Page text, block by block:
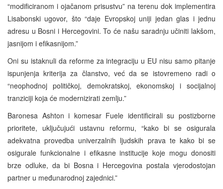
“modificiranom i ojačanom prisustvu” na terenu dok implementira
Lisabonski ugovor, što “daje Evropskoj uniji jedan glas i jednu
adresu u Bosni i Hercegovini. To će našu saradnju učiniti lakšom,
jasnijom i efikasnijom.”
Oni su istaknuli da reforme za integraciju u EU nisu samo pitanje
ispunjenja kriterija za članstvo, već da se istovremeno radi o
“neophodnoj političkoj, demokratskoj, ekonomskoj i socijalnoj
tranziciji koja će modernizirati zemlju.”
Baronesa Ashton i komesar Fuele identificirali su postizborne
prioritete, uključujući ustavnu reformu, “kako bi se osigurala
adekvatna provedba univerzalnih ljudskih prava te kako bi se
osigurale funkcionalne i efikasne institucije koje mogu donositi
brze odluke, da bi Bosna i Hercegovina postala vjerodostojan
partner u međunarodnoj zajednici.”